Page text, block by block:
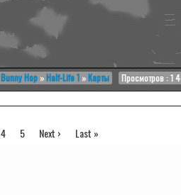
Bunny Hop »Half-Life 1 »Карты Просмотров : 1
4 5 Next › Last »